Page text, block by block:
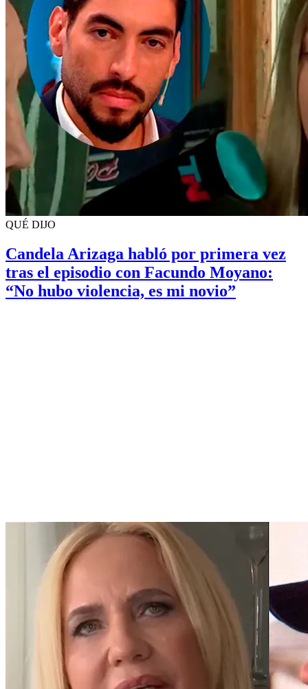
QUÉ DIJO
Candela Arizaga habló por primera vez
tras el episodio con Facundo Moyano:
“No hubo violencia, es mi novio”